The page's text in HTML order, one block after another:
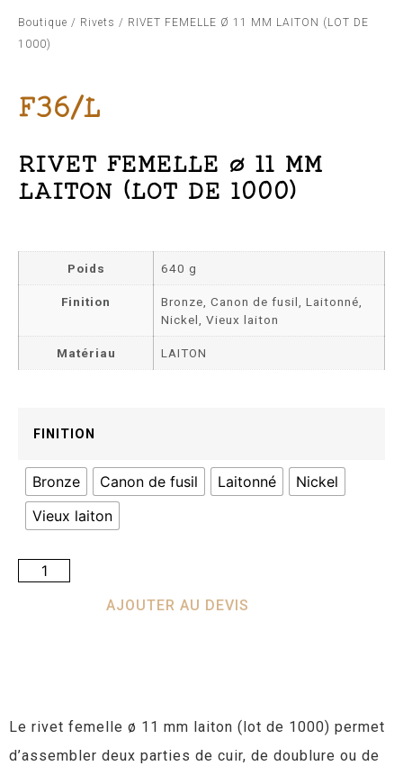
Boutique / Rivets / RIVET FEMELLE Ø 11 MM LAITON (LOT DE
1000)
F36/L
RIVET FEMELLE Ø 11 MM
LAITON (LOT DE 1000)
Poids 640 g
Finition
Bronze, Canon de fusil, Laitonné,
Nickel, Vieux laiton
Matériau LAITON
FINITION
Bronze Canon de fusil Laitonné
Nickel
Vieux laiton
AJOUTER AU DEVIS
Le rivet femelle ø 11 mm laiton (lot de 1000) permet
d’assembler deux parties de cuir, de doublure ou de